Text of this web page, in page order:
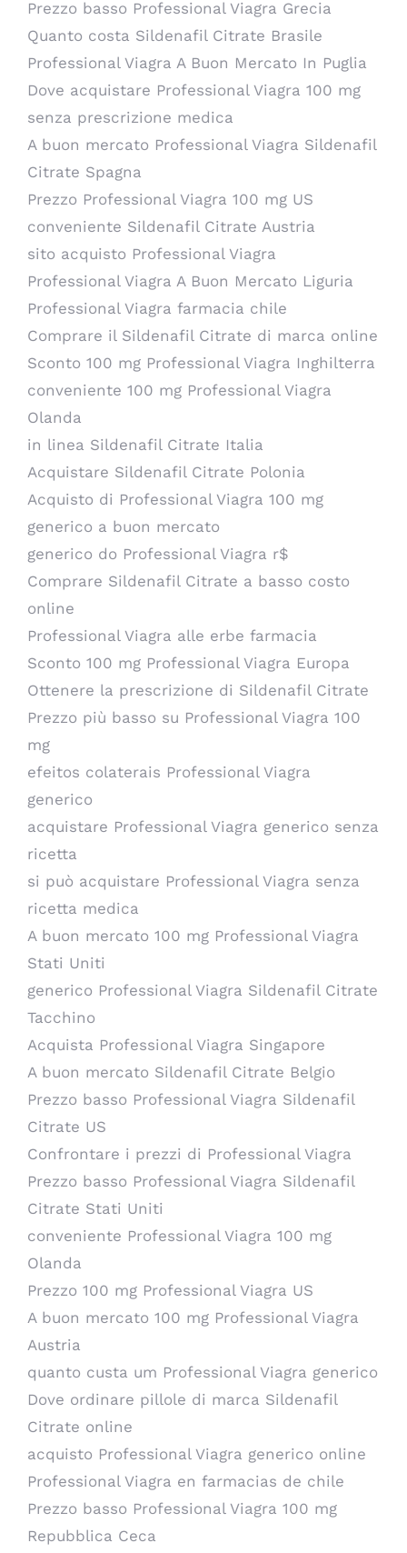
Prezzo basso Professional Viagra Grecia
Quanto costa Sildenafil Citrate Brasile
Professional Viagra A Buon Mercato In Puglia
Dove acquistare Professional Viagra 100 mg
senza prescrizione medica
A buon mercato Professional Viagra Sildenafil
Citrate Spagna
Prezzo Professional Viagra 100 mg US
conveniente Sildenafil Citrate Austria
sito acquisto Professional Viagra
Professional Viagra A Buon Mercato Liguria
Professional Viagra farmacia chile
Comprare il Sildenafil Citrate di marca online
Sconto 100 mg Professional Viagra Inghilterra
conveniente 100 mg Professional Viagra
Olanda
in linea Sildenafil Citrate Italia
Acquistare Sildenafil Citrate Polonia
Acquisto di Professional Viagra 100 mg
generico a buon mercato
generico do Professional Viagra r$
Comprare Sildenafil Citrate a basso costo
online
Professional Viagra alle erbe farmacia
Sconto 100 mg Professional Viagra Europa
Ottenere la prescrizione di Sildenafil Citrate
Prezzo più basso su Professional Viagra 100
mg
efeitos colaterais Professional Viagra
generico
acquistare Professional Viagra generico senza
ricetta
si può acquistare Professional Viagra senza
ricetta medica
A buon mercato 100 mg Professional Viagra
Stati Uniti
generico Professional Viagra Sildenafil Citrate
Tacchino
Acquista Professional Viagra Singapore
A buon mercato Sildenafil Citrate Belgio
Prezzo basso Professional Viagra Sildenafil
Citrate US
Confrontare i prezzi di Professional Viagra
Prezzo basso Professional Viagra Sildenafil
Citrate Stati Uniti
conveniente Professional Viagra 100 mg
Olanda
Prezzo 100 mg Professional Viagra US
A buon mercato 100 mg Professional Viagra
Austria
quanto custa um Professional Viagra generico
Dove ordinare pillole di marca Sildenafil
Citrate online
acquisto Professional Viagra generico online
Professional Viagra en farmacias de chile
Prezzo basso Professional Viagra 100 mg
Repubblica Ceca